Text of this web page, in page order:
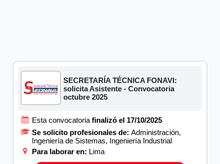
SECRETARÍA TÉCNICA FONAVI:
solicita Asistente - Convocatoria
octubre 2025
Esta convocatoria finalizó el 17/10/2025
Se solicito profesionales de: Administración,
Ingeniería de Sistemas, Ingeniería Industrial
Para laborar en: Lima